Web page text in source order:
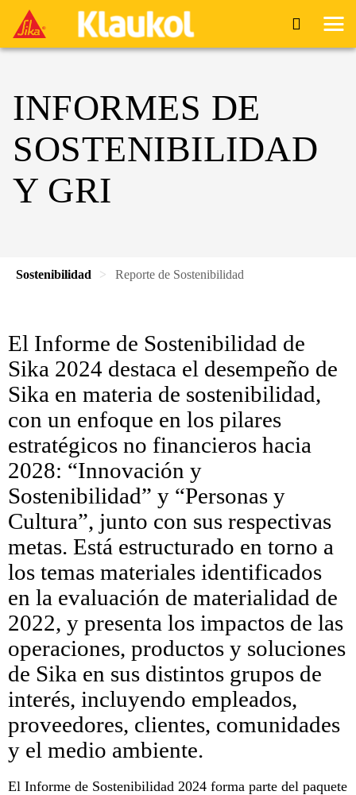
INFORMES DE
SOSTENIBILIDAD
Y GRI
Sostenibilidad Reporte de Sostenibilidad
El Informe de Sostenibilidad de
Sika 2024 destaca el desempeño de
Sika en materia de sostenibilidad,
con un enfoque en los pilares
estratégicos no financieros hacia
2028: “Innovación y
Sostenibilidad” y “Personas y
Cultura”, junto con sus respectivas
metas. Está estructurado en torno a
los temas materiales identificados
en la evaluación de materialidad de
2022, y presenta los impactos de las
operaciones, productos y soluciones
de Sika en sus distintos grupos de
interés, incluyendo empleados,
proveedores, clientes, comunidades
y el medio ambiente.
El Informe de Sostenibilidad 2024 forma parte del paquete